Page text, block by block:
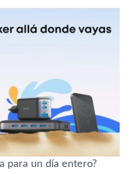
para un día entero?